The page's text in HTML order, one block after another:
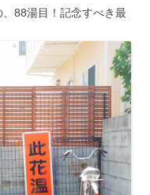
88湯目！記念すべき最